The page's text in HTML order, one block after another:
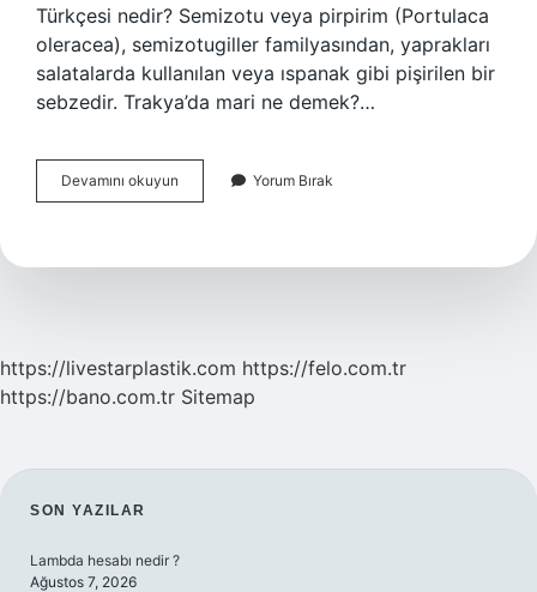
Türkçesi nedir? Semizotu veya pirpirim (Portulaca
oleracea), semizotugiller familyasından, yaprakları
salatalarda kullanılan veya ıspanak gibi pişirilen bir
sebzedir. Trakya’da mari ne demek?…
Devamını okuyun Pırkalamak
Ne
Yorum Bırak
https://livestarplastik.com https://felo.com.tr
https://bano.com.tr Sitemap
SIDEBAR
SON YAZILAR
Lambda hesabı nedir ?
Ağustos 7, 2026